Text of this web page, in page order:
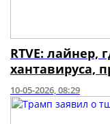
RTVE: лайнер,
хантавируса,
10-05-2026, 08:29